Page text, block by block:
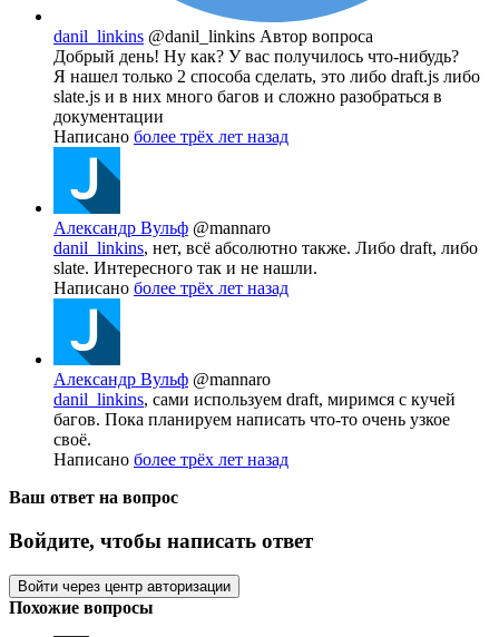
danil_linkins @danil_linkins Автор вопроса
Добрый день! Ну как? У вас получилось что-нибудь?
Я нашел только 2 способа сделать, это либо draft.js либо
slate.js и в них много багов и сложно разобраться в
документации
Написано более трёх лет назад
Александр Вульф @mannaro
danil_linkins, нет, всё абсолютно также. Либо draft, либо
slate. Интересного так и не нашли.
Написано более трёх лет назад
Александр Вульф @mannaro
danil_linkins, сами используем draft, миримся с кучей
багов. Пока планируем написать что-то очень узкое
своё.
Написано более трёх лет назад
Ваш ответ на вопрос
Войдите, чтобы написать ответ
Войти через центр авторизации
Похожие вопросы